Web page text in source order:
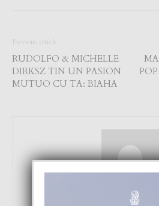
Previous article
RUDOLFO & MICHELLE
DIRKSZ TIN UN PASION
MUTUO CU TA: BIAHA